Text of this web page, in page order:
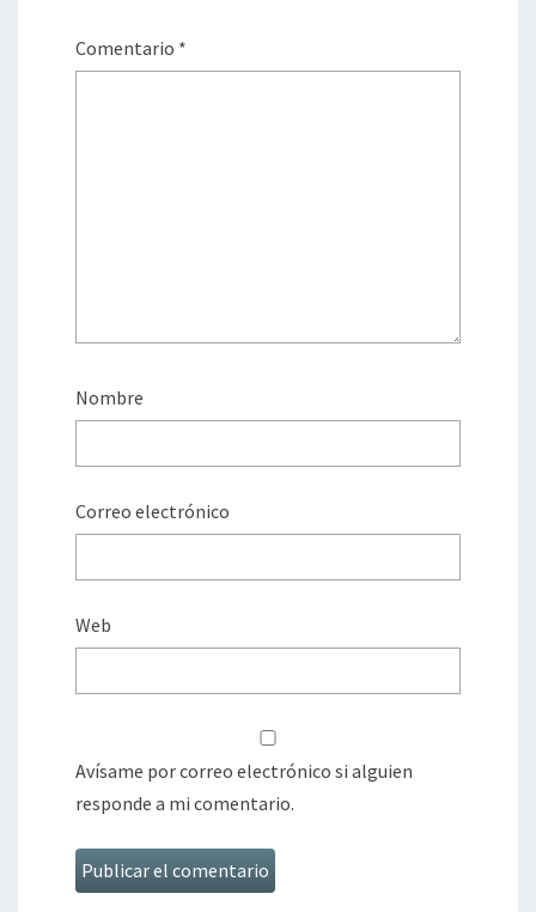
Comentario *
Nombre
Correo electrónico
Web
Avísame por correo electrónico si alguien
responde a mi comentario.